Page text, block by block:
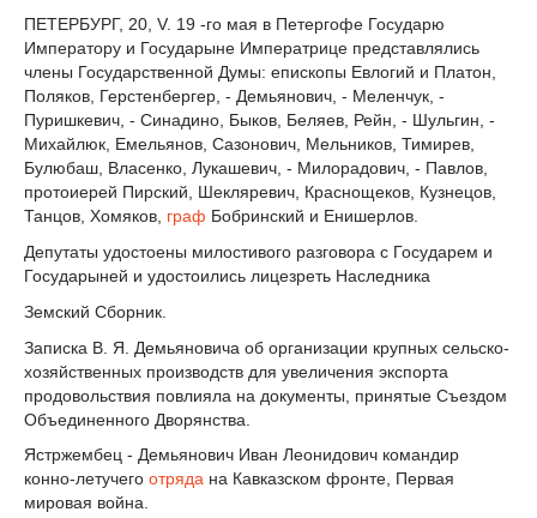
ПЕТЕРБУРГ, 20, V. 19 -го мая в Петергофе Государю
Императору и Государыне Императрице представлялись
члены Государственной Думы: епископы Евлогий и Платон,
Поляков, Герстенбергер, - Демьянович, - Меленчук, -
Пуришкевич, - Синадино, Быков, Беляев, Рейн, - Шульгин, -
Михайлюк, Емельянов, Сазонович, Мельников, Тимирев,
Булюбаш, Власенко, Лукашевич, - Милорадович, - Павлов,
протоиерей Пирский, Шекляревич, Краснощеков, Кузнецов,
Танцов, Хомяков, граф Бобринский и Енишерлов.
Депутаты удостоены милостивого разговора с Государем и
Государыней и удостоились лицезреть Наследника
Земcкий Сборник.
Записка В. Я. Демьяновича об организации крупных сельско-
хозяйственных производств для увеличения экспорта
продовольствия повлияла на документы, принятые Съездом
Объединенного Дворянства.
Ястржембец - Демьянович Иван Леонидович командир
конно-летучего отряда на Кавказском фронте, Первая
мировая война.